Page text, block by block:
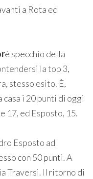
a Rota ed
è specchio della
la top 3,
stesso esito. È,
i 20 punti di oggi
17, ed Esposto, 15.
Esposto ad
con 50 punti. A
Traversi. Il ritorno di